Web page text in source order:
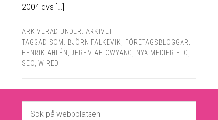
2004 dvs […]
ARKIVERAD UNDER: ARKIVET
TAGGAD SOM: BJÖRN FALKEVIK FÖRETAGSBLOGGAR
HENRIK AHLÉN
JEREMIAH OWYANG NYA MEDIER ETC
SEO WIRED